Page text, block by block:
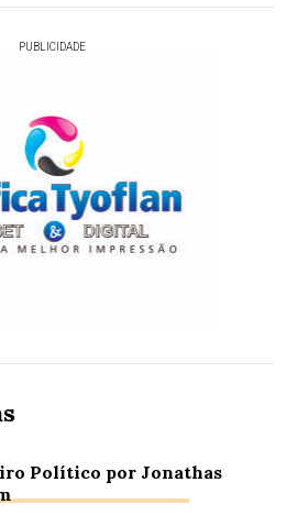
PUBLICIDADE
Político por Jonathas